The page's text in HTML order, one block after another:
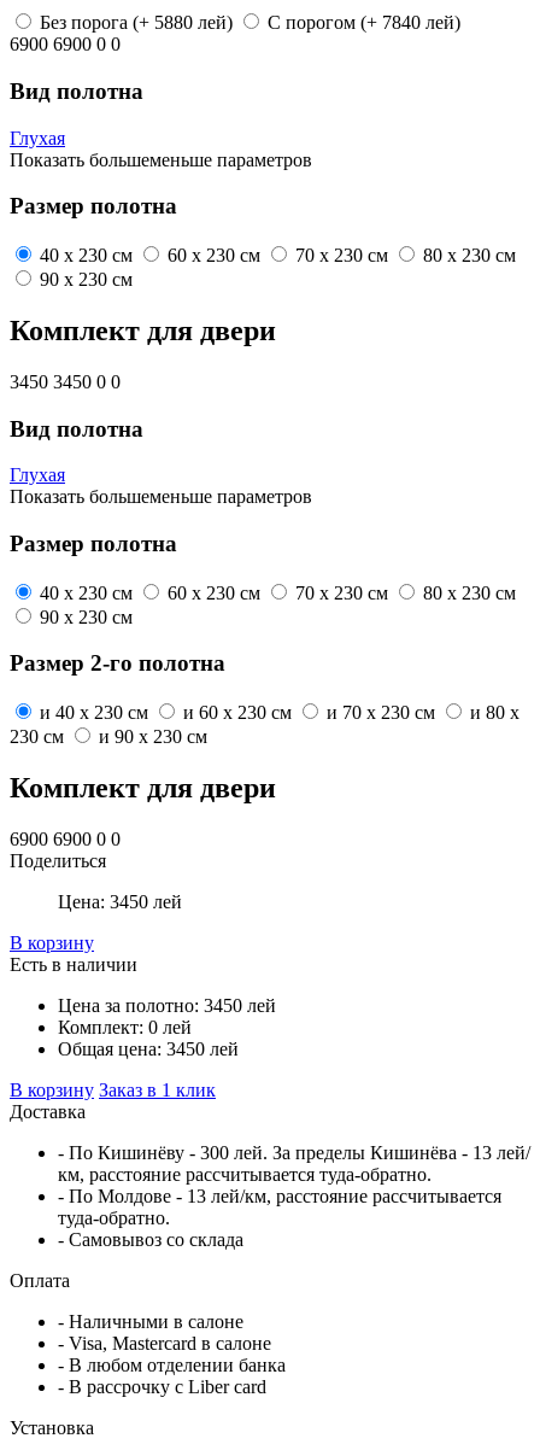
Без порога (+ 5880 лей) С порогом (+ 7840 лей)
6900 6900 0 0
Вид полотна
Глухая
Показать большеменьше параметров
Размер полотна
40 x 230 см 60 x 230 см 70 x 230 см
80 x 230 см
90 x 230 см
Комплект для двери
3450 3450 0 0
Вид полотна
Глухая
Показать большеменьше параметров
Размер полотна
40 x 230 см 60 x 230 см 70 x 230 см
80 x 230 см
90 x 230 см
Размер 2-го полотна
и 40 x 230 см и 60 x 230 см и 70 x 230 см и 80 x
230 см
и 90 x 230 см
Комплект для двери
6900 6900 0 0
Поделиться
Цена: 3450 лей
В корзину
Есть в наличии
Цена за полотно: 3450 лей
Комплект: 0 лей
Общая цена: 3450 лей
В корзину Заказ в 1 клик
Доставка
- По Кишинёву - 300 лей. За пределы Кишинёва - 13 лей/
км, расстояние рассчитывается туда-обратно.
- По Молдове - 13 лей/км, расстояние рассчитывается
туда-обратно.
- Самовывоз со склада
Оплата
- Наличными в салоне
- Visa, Mastercard в салоне
- В любом отделении банка
- В рассрочку c Liber card
Установка